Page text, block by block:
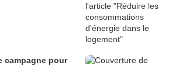
campagne pour